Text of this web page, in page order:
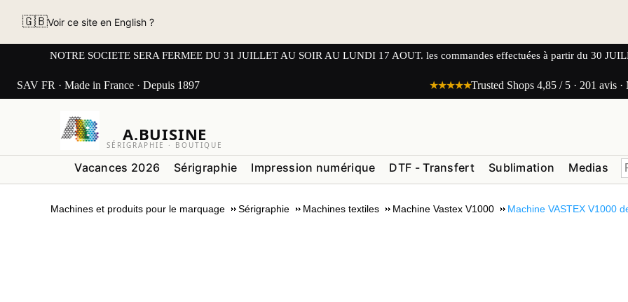
🇬🇧Voir ce site en English ?
NOTRE SOCIETE SERA FERMEE DU 31 JUILLET AU SOIR AU LUNDI 17 AOUT. les commandes effectuées à partir du 30
SAV FR · Made in France · Depuis 1897
★★★★★Trusted Shops 4,85 / 5 · 201 avis
A.BUISINE
SÉRIGRAPHIE · BOUTIQUE
Vacances 2026 Sérigraphie Impression numérique DTF - Transfert Sublimation Medias
Machines et produits pour le marquage Sérigraphie Machines textiles Machine Vastex V1000 Machine VASTEX V1000